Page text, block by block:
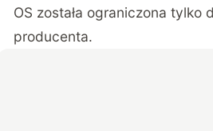
OS została ograniczona tylko
producenta.